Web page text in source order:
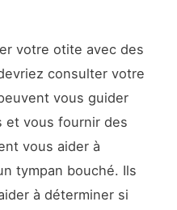
votre otite avec des
consulter votre
vous guider
et vous fournir des
vous aider à
tympan bouché. Ils
à déterminer si